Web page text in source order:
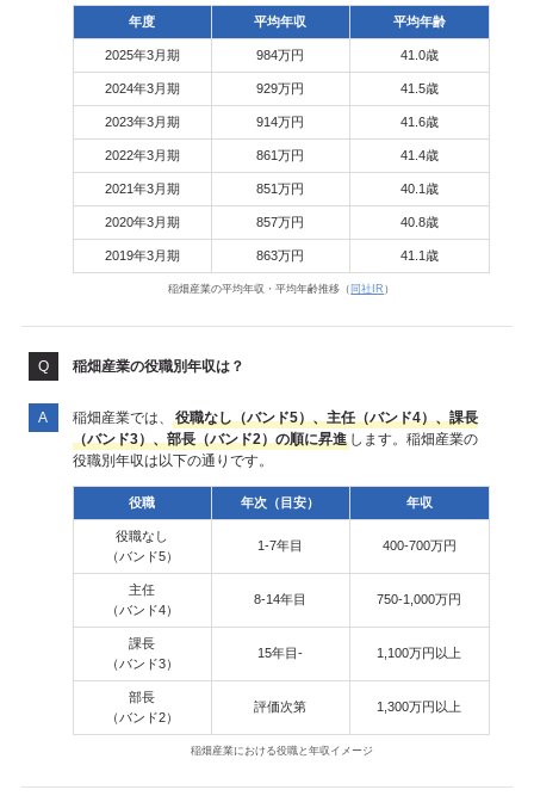
年度 平均年収 平均年齢
2025年3月期 984万円 41.0歳
2024年3月期 929万円 41.5歳
2023年3月期 914万円 41.6歳
2022年3月期 861万円 41.4歳
2021年3月期 851万円 40.1歳
2020年3月期 857万円 40.8歳
2019年3月期 863万円 41.1歳
稲畑産業の平均年収・平均年齢推移（ 同社IR ）
稲畑産業の役職別年収は？
稲畑産業では、
役職なし（バンド5）、主任（バンド4）、課長
（バンド3）、部長（バンド2）の順に昇進します。稲畑産業の
役職別年収は以下の通りです。
役職 年次（目安） 年収
役職なし
（バンド5）
1-7年目 400-700万円
主任
（バンド4）
8-14年目 750-1,000万円
課長
（バンド3）
15年目- 1,100万円以上
部長
（バンド2）
評価次第 1,300万円以上
稲畑産業における役職と年収イメージ